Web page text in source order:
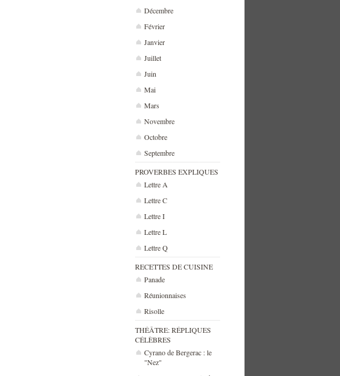
Décembre
Février
Janvier
Juillet
Juin
Mai
Mars
Novembre
Octobre
Septembre
PROVERBES EXPLIQUES
Lettre A
Lettre C
Lettre I
Lettre L
Lettre Q
RECETTES DE CUISINE
Panade
Réunionnaises
Risolle
THÉÂTRE: RÉPLIQUES
CÉLÈBRES
Cyrano de Bergerac : le
"Nez"